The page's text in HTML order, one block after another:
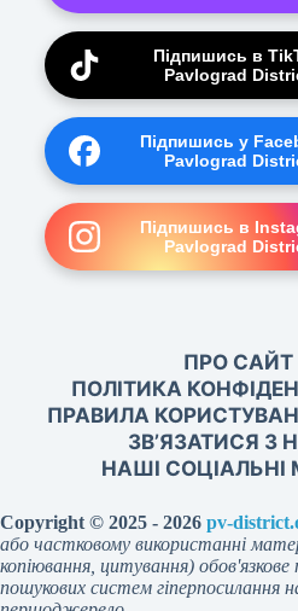
Підпишись в
Pavlograd
Підпишись у
Pavlograd
Підпишись в
Pavlograd
ПРО САЙТ
ПОЛІТИКА
ПРАВИЛА
ЗВ’ЯЗАТИСЯ З
НАШІ СОЦІАЛЬНІ
Copyright © 2025 - 2026 pv-
або частковому використанні
копіювання, цитування) обов'язкове
пошукових систем гіперпосилання